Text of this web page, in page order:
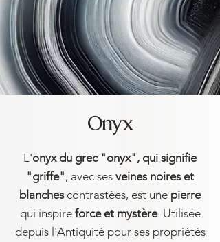
Onyx
L'onyx du grec "onyx", qui signifie
"griffe", avec ses veines noires et
blanches contrastées, est une pierre
qui inspire force et mystère. Utilisée
depuis l'Antiquité pour ses propriétés